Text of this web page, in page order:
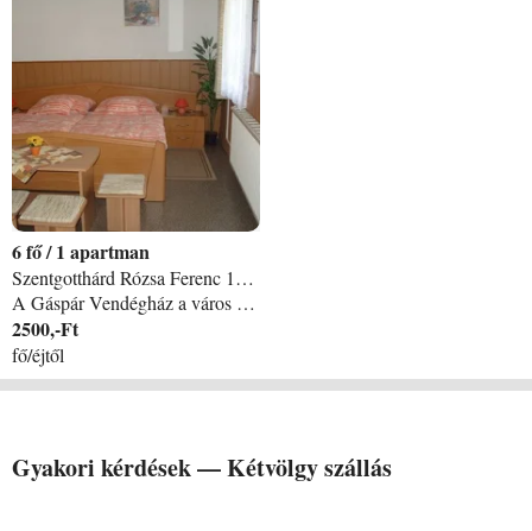
6 /1 apartman
Szentgotthárd Rózsa Ferenc 11. apartman
A Gáspár Vendégház a város szélén, egy csendes utcában található. Apartmanunk ideális feltételeket biztosít családi pihenésre, baráti társaságok számára. A zárt, nagy udvar lehetőséget kínál parkolásra, szabadtéri sütés-főzésre. Rendezett, virágokkal, gyümölcsfákkal teli kertben élvezheti a vidéki nyugalmat. A gyerekeket játékkal teli homokozó, füves terület várja. A vendégházunk télen a síelni vágyók olcsó hazai szálláshelye, ahonnan könnyen elérhetők Ausztria és Szlovénia kedvelt sípályái, termál- és gyógyfürdői. Nyáron szeretettel várjuk az Ausztriába, Olaszországba vagy egyéb más országokba tovább utazó egy éjszakára érkező vendégeket is!
2500,-Ft
fő/éjtől
Gyakori kérdések —Kétvölgyszállás